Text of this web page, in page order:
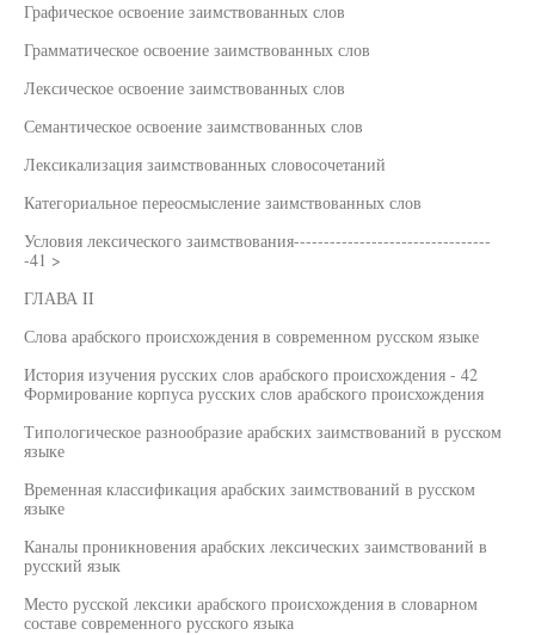
Графическое освоение заимствованных слов
Грамматическое освоение заимствованных слов
Лексическое освоение заимствованных слов
Семантическое освоение заимствованных слов
Лексикализация заимствованных словосочетаний
Категориальное переосмысление заимствованных слов
Условия лексического заимствования---------------------------------
-41 >
ГЛАВА II
Слова арабского происхождения в современном русском языке
История изучения русских слов арабского происхождения - 42
Формирование корпуса русских слов арабского происхождения
Типологическое разнообразие арабских заимствований в русском
языке
Временная классификация арабских заимствований в русском
языке
Каналы проникновения арабских лексических заимствований в
русский язык
Место русской лексики арабского происхождения в словарном
составе современного русского языка